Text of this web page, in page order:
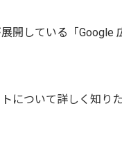
開している「Google
について詳しく知り